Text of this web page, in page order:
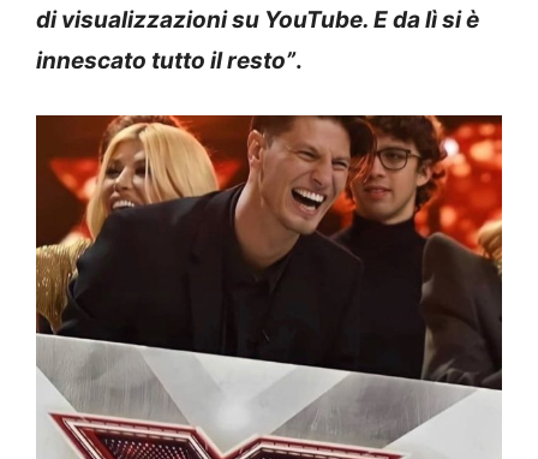
di visualizzazioni su YouTube. E da lì si è
innescato tutto il resto”.